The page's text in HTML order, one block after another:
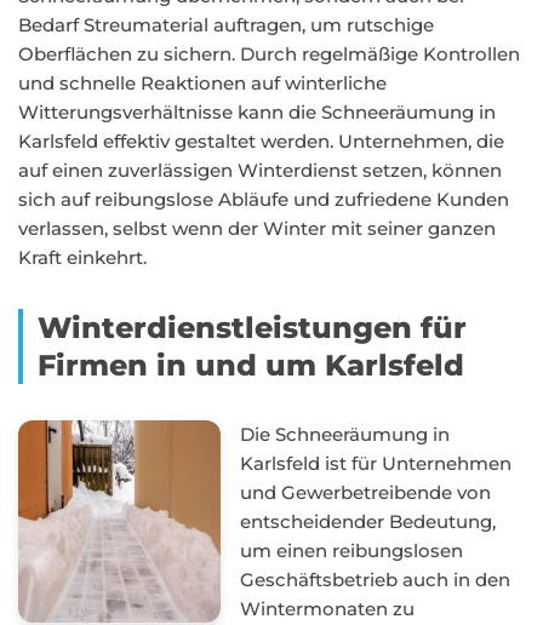
Bedarf Streumaterial auftragen, um rutschige
Oberflächen zu sichern. Durch regelmäßige Kontrollen
und schnelle Reaktionen auf winterliche
Witterungsverhältnisse kann die Schneeräumung in
Karlsfeld effektiv gestaltet werden. Unternehmen, die
auf einen zuverlässigen Winterdienst setzen, können
sich auf reibungslose Abläufe und zufriedene Kunden
verlassen, selbst wenn der Winter mit seiner ganzen
Kraft einkehrt.
Winterdienstleistungen für
Firmen in und um Karlsfeld
Die Schneeräumung in
Karlsfeld ist für Unternehmen
und Gewerbetreibende von
entscheidender Bedeutung,
um einen reibungslosen
Geschäftsbetrieb auch in den
Wintermonaten zu